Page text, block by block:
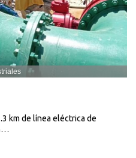
km de línea eléctrica de